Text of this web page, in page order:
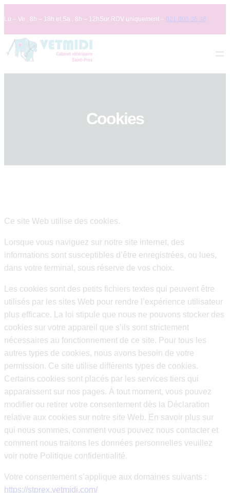
to
content
Lu – Ve : 8h – 18h et Sa : 8h – 12hSur RDV uniquement – 021 806 36 36
Cookies
Ce site Web utilise des cookies.
Lorsque vous naviguez sur notre site internet, des
informations sont susceptibles d’être enregistrées, ou lues,
dans votre terminal, sous réserve de vos choix.
Les cookies sont des petits fichiers textes qui peuvent être
utilisés par les sites Web pour rendre l’expérience utilisateur
plus efficace. La loi stipule que nous ne pouvons stocker des
cookies sur votre appareil que s’ils sont strictement
nécessaires au fonctionnement de ce site. Pour tous les
autres types de cookies, nous avons besoin de votre
permission. Ce site utilise différents types de cookies.
Certains cookies sont placés par les services tiers qui
apparaissent sur nos pages. À tout moment, vous pouvez
modifier ou retirer votre consentement dès la Déclaration
relative aux cookies sur notre site Web. En savoir plus sur
qui nous sommes, comment vous pouvez nous contacter et
comment nous traitons les données personnelles veuillez
voir notre Politique confidentialité.
Votre consentement s’applique aux domaines suivants :
https://stprex.vetmidi.com/